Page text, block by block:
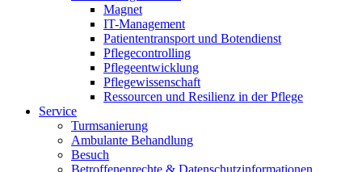
Magnet
IT-Management
Patiententransport und Botendienst
Pflegecontrolling
Pflegeentwicklung
Pflegewissenschaft
Ressourcen und Resilienz in der Pflege
Service
Turmsanierung
Ambulante Behandlung
Besuch